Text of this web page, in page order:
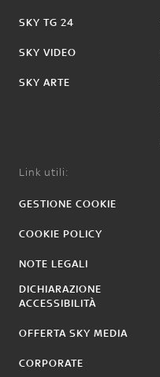
SKY TG 24
SKY VIDEO
SKY ARTE
Link utili:
GESTIONE COOKIE
COOKIE POLICY
NOTE LEGALI
DICHIARAZIONE
ACCESSIBILITÀ
OFFERTA SKY MEDIA
CORPORATE